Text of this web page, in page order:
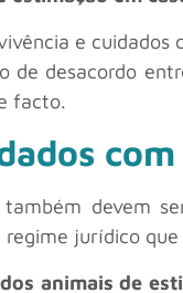
e
de desacordo
facto.
devem
jurídico
animais de